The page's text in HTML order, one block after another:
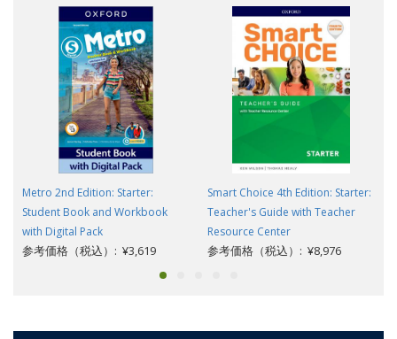
Metro 2nd Edition: Starter:
Student Book and Workbook
with Digital Pack
参考価格（税込）: ¥3,619
Smart Choice 4th Edition: Starter:
Teacher's Guide with Teacher
Resource Center
参考価格（税込）: ¥8,976